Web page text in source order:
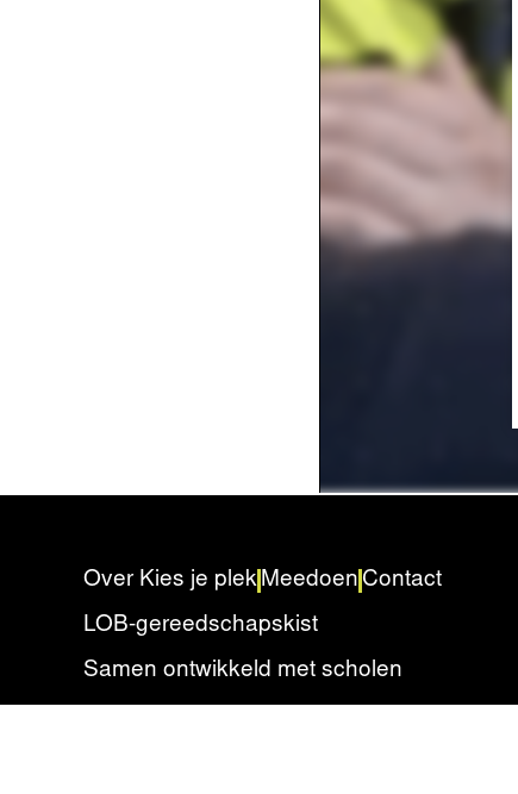
Over Kies je plek Meedoen Contact
LOB-gereedschapskist
Samen ontwikkeld met scholen